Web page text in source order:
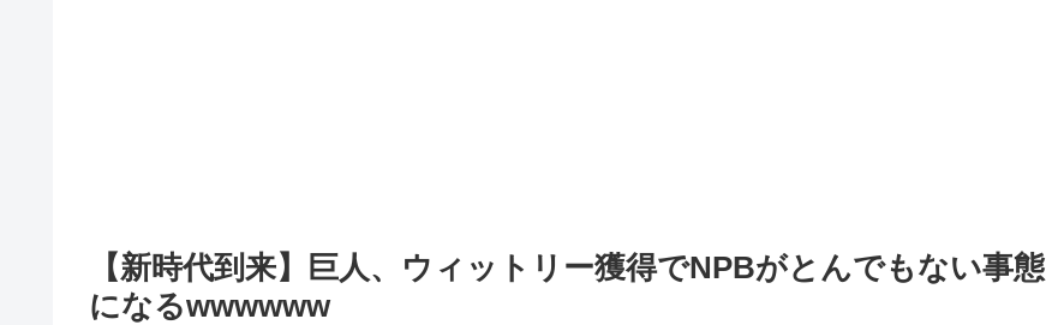
【新時代到来】巨人、ウィットリー獲得でNPBがとんでもない事態
になるwwwwww